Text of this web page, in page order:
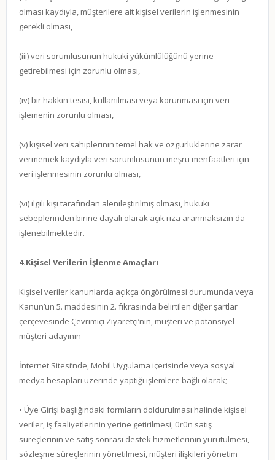
olması kaydıyla, müşterilere ait kişisel verilerin işlenmesinin
gerekli olması,
(iii) veri sorumlusunun hukuki yükümlülüğünü yerine
getirebilmesi için zorunlu olması,
(iv) bir hakkın tesisi, kullanılması veya korunması için veri
işlemenin zorunlu olması,
(v) kişisel veri sahiplerinin temel hak ve özgürlüklerine zarar
vermemek kaydıyla veri sorumlusunun meşru menfaatleri için
veri işlenmesinin zorunlu olması,
(vi) ilgili kişi tarafından alenileştirilmiş olması, hukuki
sebeplerinden birine dayalı olarak açık rıza aranmaksızın da
işlenebilmektedir.
4.Kişisel Verilerin İşlenme Amaçları
Kişisel veriler kanunlarda açıkça öngörülmesi durumunda veya
Kanun’un 5. maddesinin 2. fıkrasında belirtilen diğer şartlar
çerçevesinde Çevrimiçi Ziyaretçi’nin, müşteri ve potansiyel
müşteri adayının
İnternet Sitesi’nde, Mobil Uygulama içerisinde veya sosyal
medya hesapları üzerinde yaptığı işlemlere bağlı olarak;
• Üye Girişi başlığındaki formların doldurulması halinde kişisel
veriler, iş faaliyetlerinin yerine getirilmesi, ürün satış
süreçlerinin ve satış sonrası destek hizmetlerinin yürütülmesi,
sözleşme süreçlerinin yönetilmesi, müşteri ilişkileri yönetim